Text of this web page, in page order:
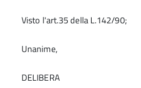
Visto l'art.35 della L.142/90;
Unanime,
DELIBERA